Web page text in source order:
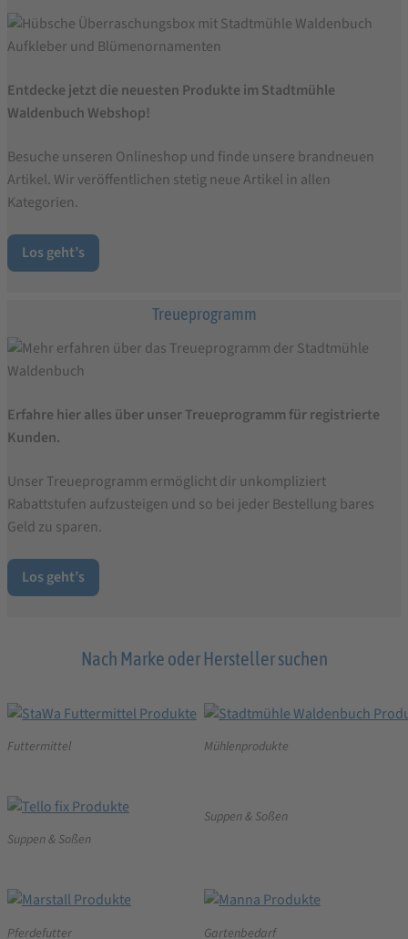
Entdecke jetzt die neuesten Produkte im Stadtmühle
Waldenbuch Webshop!
Besuche unseren Onlineshop und finde unsere brandneuen
Artikel. Wir veröffentlichen stetig neue Artikel in allen
Kategorien.
Los geht’s
Treueprogramm
Erfahre hier alles über unser Treueprogramm für registrierte
Kunden.
Unser Treueprogramm ermöglicht dir unkompliziert
Rabattstufen aufzusteigen und so bei jeder Bestellung bares
Geld zu sparen.
Los geht’s
Nach Marke oder Hersteller suchen
Futtermittel Mühlenprodukte
Suppen & Soßen
Suppen & Soßen
Pferdefutter Gartenbedarf